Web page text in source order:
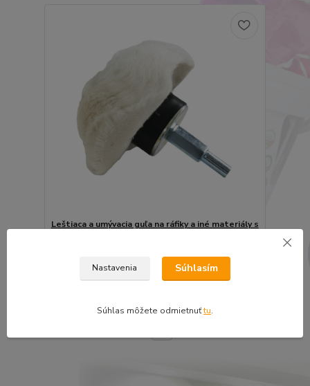
Leštiaca a umývacia guľa na ráfiky a iné materiály s
bez DPH
Pridať do košíka
Nastavenia Súhlasím
Súhlas môžete odmietnuťtu.